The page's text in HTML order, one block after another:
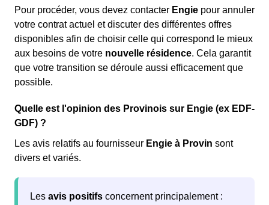
Pour procéder, vous devez contacter Engie pour annuler
votre contrat actuel et discuter des différentes offres
disponibles afin de choisir celle qui correspond le mieux
aux besoins de votre nouvelle résidence. Cela garantit
que votre transition se déroule aussi efficacement que
possible.
Quelle est l'opinion des Provinois sur Engie (ex EDF-
GDF) ?
Les avis relatifs au fournisseur Engie à Provin sont
divers et variés.
Les avis positifs concernent principalement :